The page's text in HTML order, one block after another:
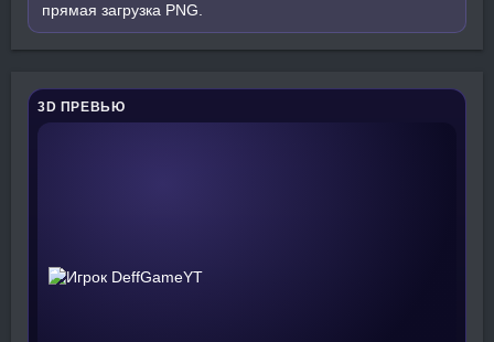
прямая загрузка PNG.
3D ПРЕВЬЮ